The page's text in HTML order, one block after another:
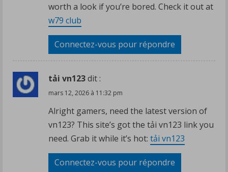
worth a look if you’re bored. Check it out at
w79 club
Connectez-vous pour répondre
tải vn123dit :
mars 12, 2026 à 11:32 pm
Alright gamers, need the latest version of
vn123? This site’s got the tải vn123 link you
need. Grab it while it’s hot: tải vn123
Connectez-vous pour répondre